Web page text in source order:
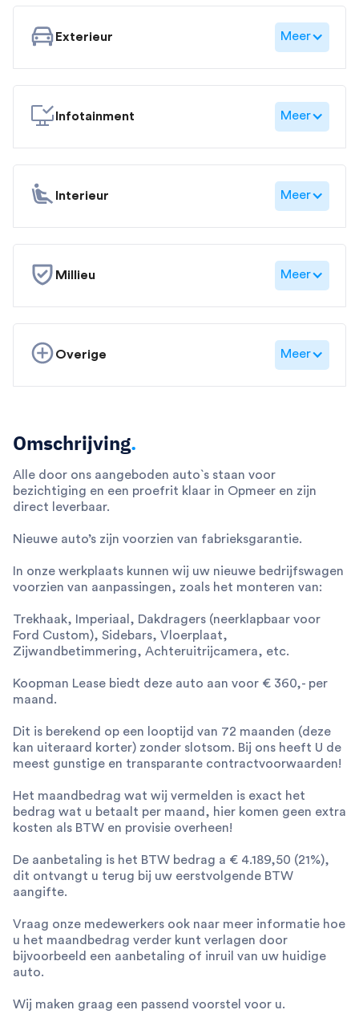
Exterieur Meer
Infotainment Meer
Interieur Meer
Millieu Meer
Overige Meer
Omschrijving.
Alle door ons aangeboden auto`s staan voor
bezichtiging en een proefrit klaar in Opmeer en zijn
direct leverbaar.
Nieuwe auto’s zijn voorzien van fabrieksgarantie.
In onze werkplaats kunnen wij uw nieuwe bedrijfswagen
voorzien van aanpassingen, zoals het monteren van:
Trekhaak, Imperiaal, Dakdragers (neerklapbaar voor
Ford Custom), Sidebars, Vloerplaat,
Zijwandbetimmering, Achteruitrijcamera, etc.
Koopman Lease biedt deze auto aan voor € 360,- per
maand.
Dit is berekend op een looptijd van 72 maanden (deze
kan uiteraard korter) zonder slotsom. Bij ons heeft U de
meest gunstige en transparante contractvoorwaarden!
Het maandbedrag wat wij vermelden is exact het
bedrag wat u betaalt per maand, hier komen geen extra
kosten als BTW en provisie overheen!
De aanbetaling is het BTW bedrag a € 4.189,50 (21%),
dit ontvangt u terug bij uw eerstvolgende BTW
aangifte.
Vraag onze medewerkers ook naar meer informatie hoe
u het maandbedrag verder kunt verlagen door
bijvoorbeeld een aanbetaling of inruil van uw huidige
auto.
Wij maken graag een passend voorstel voor u.